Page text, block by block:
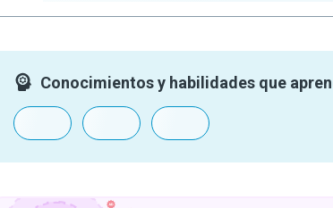
Conocimientos y habilidades que